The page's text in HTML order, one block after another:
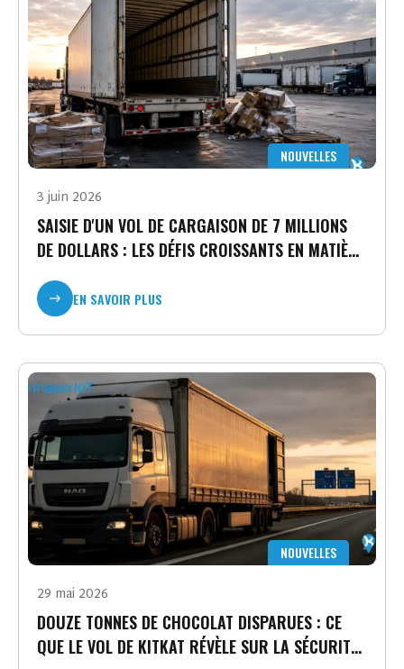
NOUVELLES
3 juin 2026
SAISIE D'UN VOL DE CARGAISON DE 7 MILLIONS
DE DOLLARS : LES DÉFIS CROISSANTS EN MATIÈRE
DE SÉCURITÉ DE LA CHAÎNE
D'APPROVISIONNEMENT
EN SAVOIR PLUS
NOUVELLES
29 mai 2026
DOUZE TONNES DE CHOCOLAT DISPARUES : CE
QUE LE VOL DE KITKAT RÉVÈLE SUR LA SÉCURITÉ
Produits d'intérêt
produits et les événements de notre site web
et je donne mon consentement sur la base